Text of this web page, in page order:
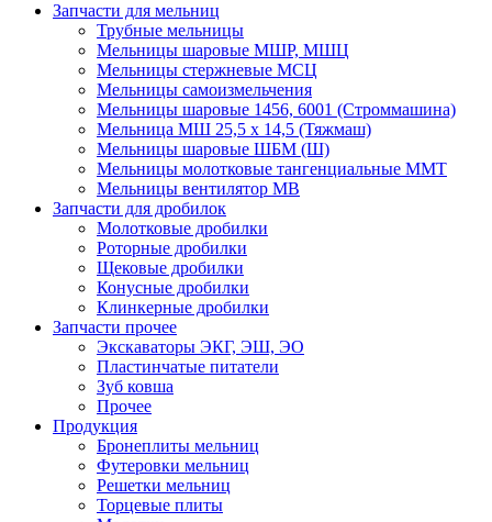
Запчасти для мельниц
Трубные мельницы
Мельницы шаровые МШР, МШЦ
Мельницы стержневые МСЦ
Мельницы самоизмельчения
Мельницы шаровые 1456, 6001 (Строммашина)
Мельница МШ 25,5 х 14,5 (Тяжмаш)
Мельницы шаровые ШБМ (Ш)
Мельницы молотковые тангенциальные ММТ
Мельницы вентилятор МВ
Запчасти для дробилок
Молотковые дробилки
Роторные дробилки
Щековые дробилки
Конусные дробилки
Клинкерные дробилки
Запчасти прочее
Экскаваторы ЭКГ, ЭШ, ЭО
Пластинчатые питатели
Зуб ковша
Прочее
Продукция
Бронеплиты мельниц
Футеровки мельниц
Решетки мельниц
Торцевые плиты